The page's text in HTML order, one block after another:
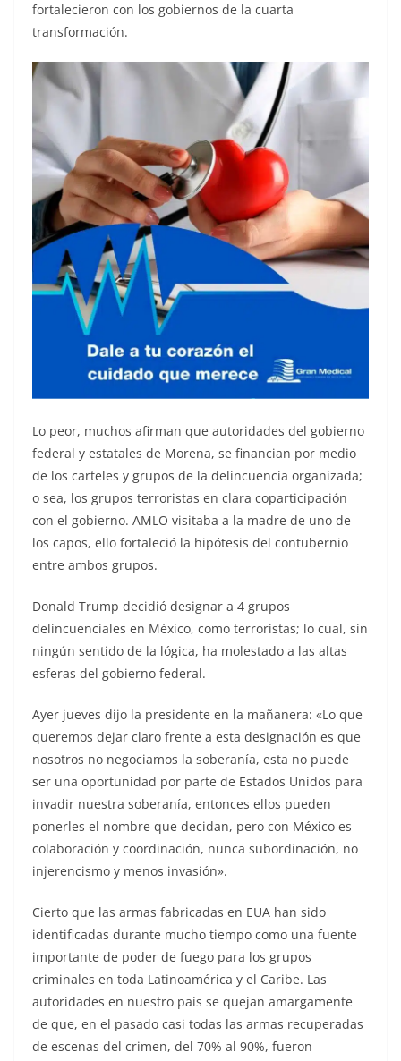
fortalecieron con los gobiernos de la cuarta
transformación.
Lo peor, muchos afirman que autoridades del gobierno
federal y estatales de Morena, se financian por medio
de los carteles y grupos de la delincuencia organizada;
o sea, los grupos terroristas en clara coparticipación
con el gobierno. AMLO visitaba a la madre de uno de
los capos, ello fortaleció la hipótesis del contubernio
entre ambos grupos.
Donald Trump decidió designar a 4 grupos
delincuenciales en México, como terroristas; lo cual, sin
ningún sentido de la lógica, ha molestado a las altas
esferas del gobierno federal.
Ayer jueves dijo la presidente en la mañanera: «Lo que
queremos dejar claro frente a esta designación es que
nosotros no negociamos la soberanía, esta no puede
ser una oportunidad por parte de Estados Unidos para
invadir nuestra soberanía, entonces ellos pueden
ponerles el nombre que decidan, pero con México es
colaboración y coordinación, nunca subordinación, no
injerencismo y menos invasión».
Cierto que las armas fabricadas en EUA han sido
identificadas durante mucho tiempo como una fuente
importante de poder de fuego para los grupos
criminales en toda Latinoamérica y el Caribe. Las
autoridades en nuestro país se quejan amargamente
de que, en el pasado casi todas las armas recuperadas
de escenas del crimen, del 70% al 90%, fueron